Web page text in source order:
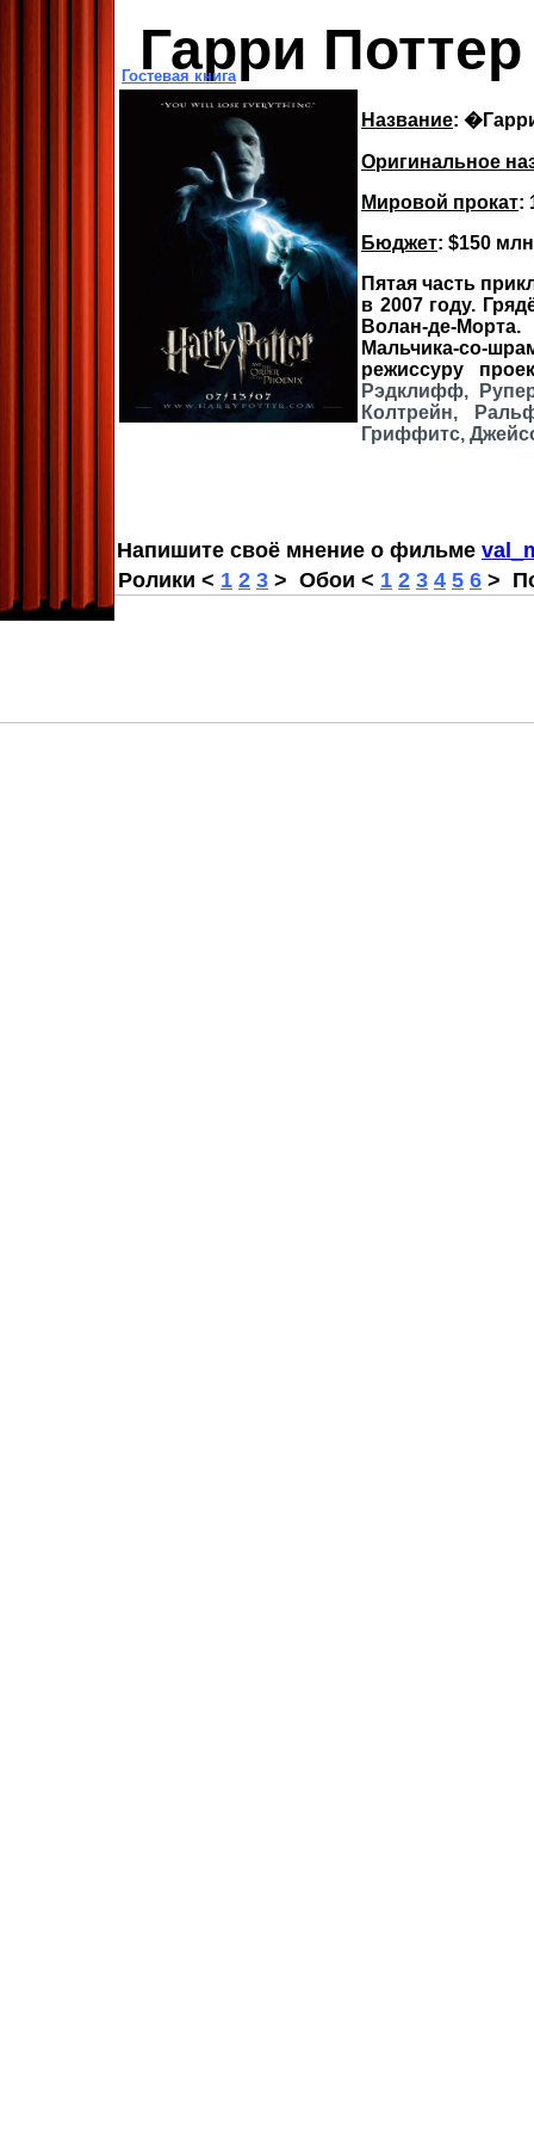
Гостевая книга
Напишите своё мнение о фильме
Название:
Оригинальное
Мировой прокат:
Бюджет: $150 млн
Пятая часть
в 2007 году.
Волан-де-
Мальчика-со-
режиссуру
Рэдклифф,
Колтрейн,
Гриффитс,
Ролики < 1 2 3 > Обои < 1 2 3 4 5 6 >
Гарри